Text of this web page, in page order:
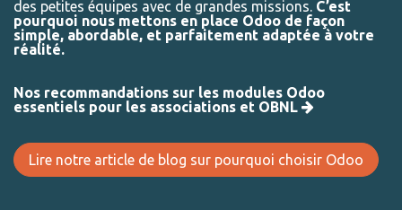
des petites équipes avec de grandes missions. C’est
pourquoi nous mettons en place Odoo de façon
simple, abordable, et parfaitement adaptée à votre
réalité.
Nos recommandations sur les modules Odoo
essentiels pour les associations et OBNL
Lire notre article de blog sur pourquoi choisir Odoo